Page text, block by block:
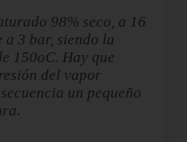
98% seco, a 16
a 3 bar, siendo la
150oC. Hay que
del vapor
un pequeño